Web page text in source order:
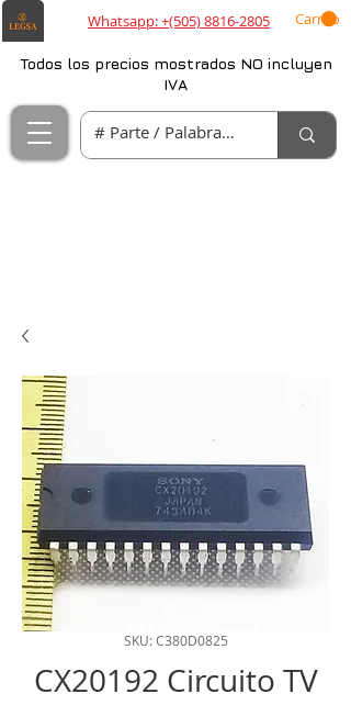
Whatsapp: +(505) 8816-2805 Carrito
Todos los precios mostrados NO incluyen
IVA
SKU: C380D0825
CX20192 Circuito TV